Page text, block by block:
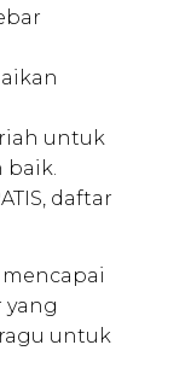
untuk
daftar
yang
untuk